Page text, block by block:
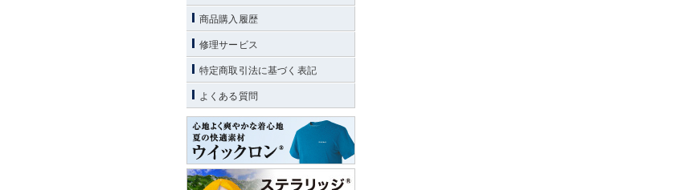
商品購入履歴
修理サービス
特定商取引法に基づく表記
よくある質問